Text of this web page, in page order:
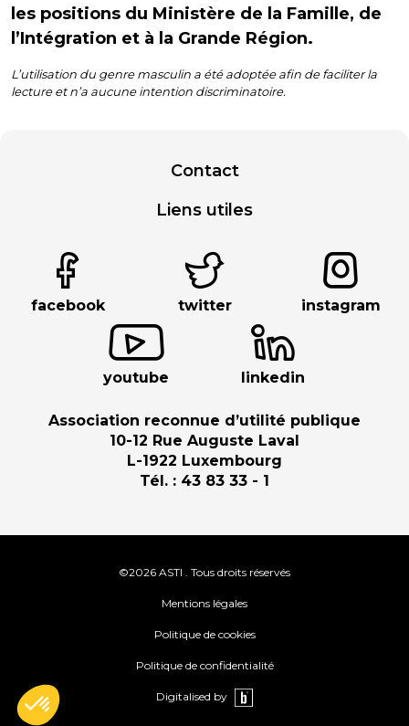
les positions du Ministère de la Famille, de
l’Intégration et à la Grande Région.
L’utilisation du genre masculin a été adoptée afin de faciliter la
lecture et n’a aucune intention discriminatoire.
Contact
Liens utiles
facebook twitter instagram
youtube linkedin
Association reconnue d’utilité publique
10-12 Rue Auguste Laval
L-1922 Luxembourg
Tél. : 43 83 33 - 1
©2026 ASTI . Tous droits réservés
Mentions légales
Politique de cookies
Politique de confidentialité
Digitalised by